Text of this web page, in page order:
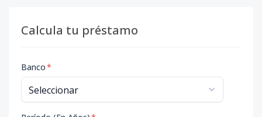
Calcula tu préstamo
Banco*